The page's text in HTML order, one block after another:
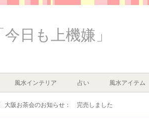
日も上機嫌」
風水インテリア 占い 風水アイテム
大阪お茶会のお知らせ： 完売しました